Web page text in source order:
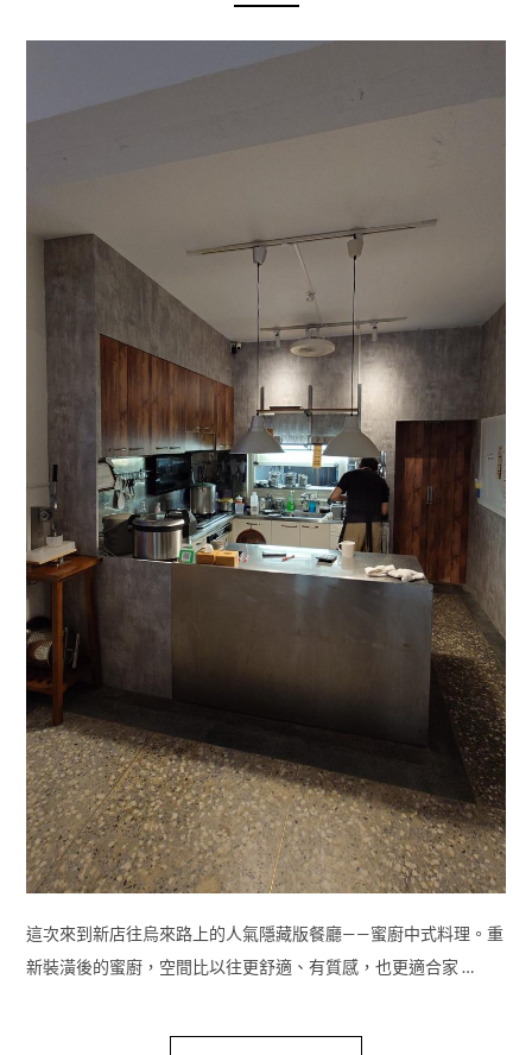
這次來到新店往烏來路上的人氣隱藏版餐廳——蜜廚中式料理。重
新裝潢後的蜜廚，空間比以往更舒適、有質感，也更適合家 …